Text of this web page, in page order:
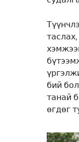
бий
танай
өгдөг